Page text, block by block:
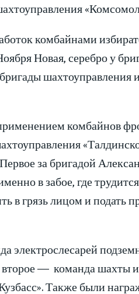
комбайнами
Новая, серебро у
шахтоуправления
комбайнов
за бригадой
в забое, где
в грязь лицом и подать
электрослесарей
— команда шахты
Также были